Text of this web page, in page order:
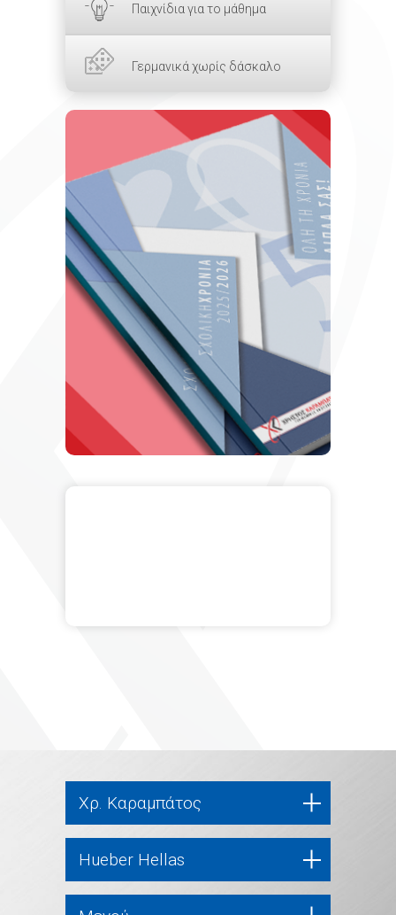
Παιχνίδια για το μάθημα
Γερμανικά χωρίς δάσκαλο
Χρ. Καραμπάτος
Hueber Hellas